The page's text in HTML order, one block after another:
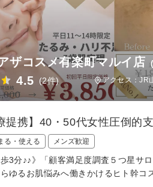
ザコスメ有楽町マルイ店
4.5 (2件) アクセス：JR
提携】40・50代女性圧倒的
る・使える メンズ歓迎
歩3分♪♪》「顧客満足度調査５つ星
ゆるお肌悩みへ働きかけるヒト幹コ